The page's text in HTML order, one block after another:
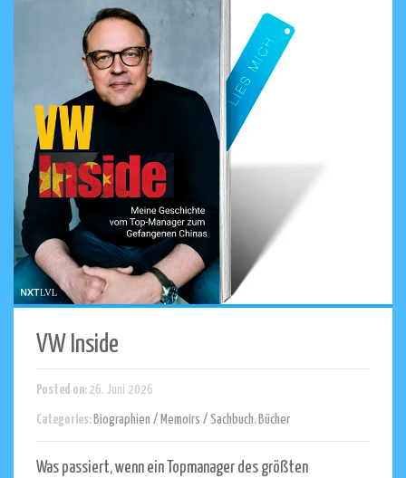
VW Inside
Posted on: 26. Juni 2026
Categories: Biographien / Memoirs / Sachbuch, Bücher
Was passiert, wenn ein Topmanager des größten